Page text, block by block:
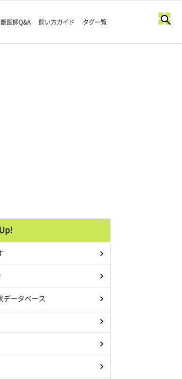
獣医師Q&A 飼い方ガイド タグ一覧
データベース